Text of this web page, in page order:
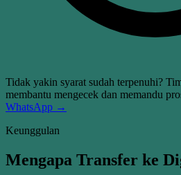
Tidak yakin syarat sudah terpenuhi?
membantu mengecek dan memandu
WhatsApp →
Keunggulan
Mengapa Transfer ke